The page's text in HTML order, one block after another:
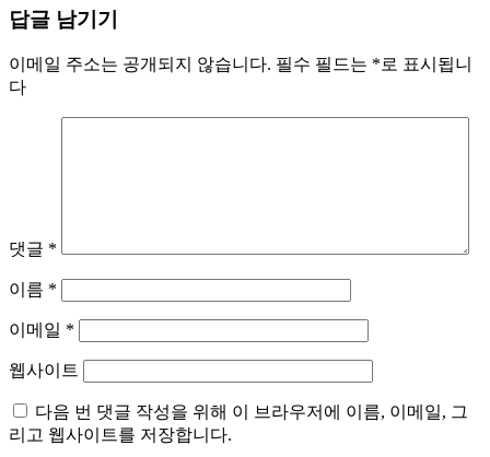
답글 남기기
이메일 주소는 공개되지 않습니다. 필수 필드는 *로 표시됩니
다
댓글 *
이름 *
이메일 *
웹사이트
다음 번 댓글 작성을 위해 이 브라우저에 이름, 이메일, 그
리고 웹사이트를 저장합니다.